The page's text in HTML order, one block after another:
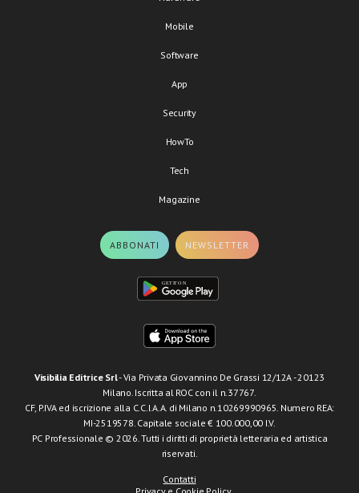
Mobile
Software
App
Security
HowTo
Tech
Magazine
ABBONATI NEWSLETTER
Visibilia Editrice Srl- Via Privata Giovannino De Grassi 12/12A - 20123
Milano. Iscritta al ROC con il n.37767.
CF, P.IVA ed iscrizione alla C.C.I.A.A. di Milano n.10269990965. Numero REA:
MI-2519578. Capitale sociale € 100.000,00 I.V.
PC Professionale © 2026. Tutti i diritti di proprietà letteraria ed artistica
riservati.
Contatti